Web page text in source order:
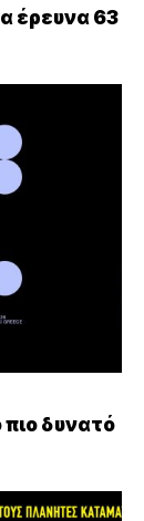
έρευνα 63
πιο δυνατό